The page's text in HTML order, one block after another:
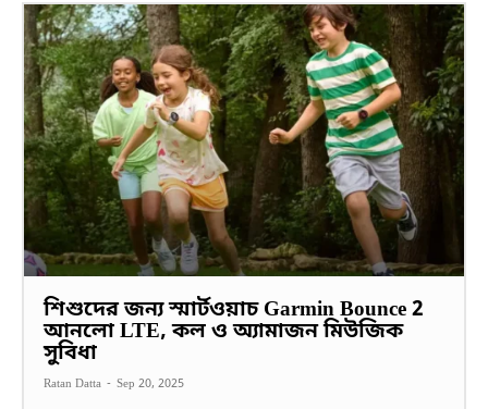
শিশুদের জন্য স্মার্টওয়াচ Garmin Bounce 2
আনলো LTE, কল ও অ্যামাজন মিউজিক
সুবিধা
Ratan Datta - Sep 20, 2025